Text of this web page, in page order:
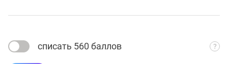
списать 560 баллов